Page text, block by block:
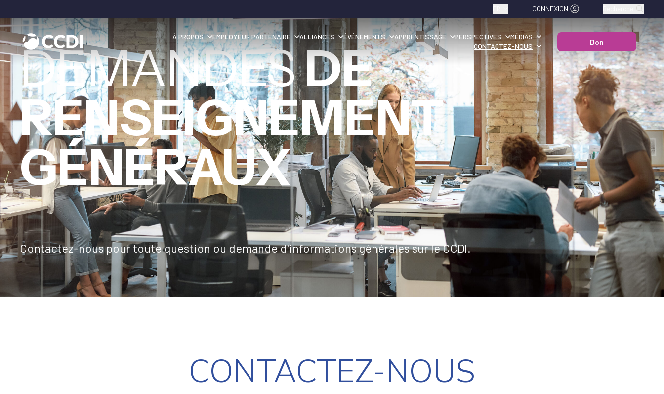
CONNEXION
À PROPOS EMPLOYEUR PARTENAIRE ALLIANCES ÉVÉNEMENTS APPRENTISSAGE PERSPECTIVES
MÉDIAS
CONTACTEZ-NOUS
Don
DEMANDESDE
RENSEIGNEMENT
GÉNÉRAUX
Contactez-nous pour toute question ou demande d'informations générales sur le CCDI.
CONTACTEZ-NOUS